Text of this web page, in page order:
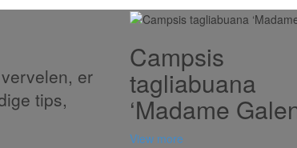
er
tips,
Campsis
tagliabuana
‘Madame
View more